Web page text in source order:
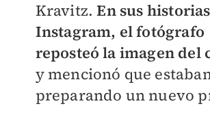
Kravitz.En sus
Instagram, el fotógrafo
reposteó la imagen del
y mencionó que
preparando un nuevo